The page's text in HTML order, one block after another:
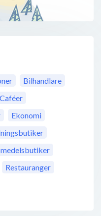
Bilhandlare
Caféer
Ekonomi
Restauranger